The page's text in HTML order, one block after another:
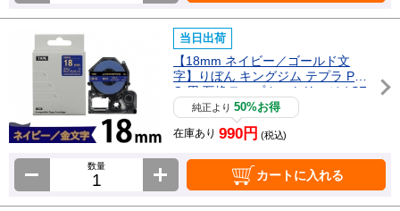
当日出荷
【18mm ネイビー／ゴールド文
字】りぼん キングジム テプラ PR
O 用 互換テープカートリッジ / SF
R18NZ
純正より50%お得
在庫あり 990円 (税込)
数量
カートに入れる